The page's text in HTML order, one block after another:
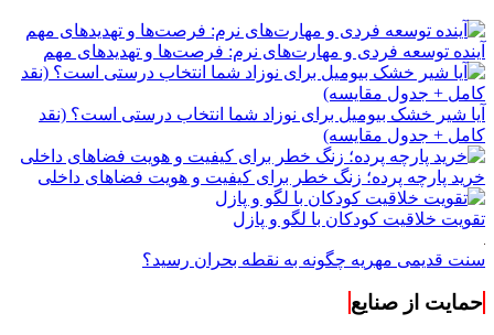
آینده توسعه فردی و مهارت‌های نرم: فرصت‌ها و تهدیدهای مهم
آیا شیر خشک بیومیل برای نوزاد شما انتخاب درستی است؟ (نقد
کامل + جدول مقایسه)
خرید پارچه پرده؛ زنگ خطر برای کیفیت و هویت فضاهای داخلی
تقویت خلاقیت کودکان با لگو و پازل
سنت قدیمی مهریه چگونه به نقطه بحران رسید؟
حمایت از صنایع